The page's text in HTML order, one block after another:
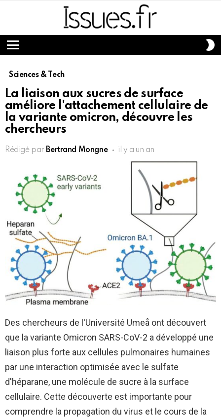
Menu
Sciences & Tech
La liaison aux sucres de surface
améliore l'attachement cellulaire de
la variante omicron, découvre les
chercheurs
Rédigé par Bertrand Mongne il y a un an
Des chercheurs de l'Université Umeå ont découvert
que la variante Omicron SARS-CoV-2 a développé une
liaison plus forte aux cellules pulmonaires humaines
par une interaction optimisée avec le sulfate
d'héparane, une molécule de sucre à la surface
cellulaire. Cette découverte est importante pour
comprendre la propagation du virus et le cours de la